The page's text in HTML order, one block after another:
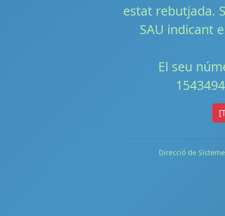
estat rebutjada.
SAU indicant
El seu
Direcció de